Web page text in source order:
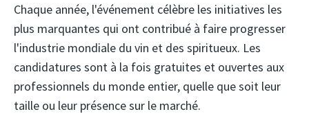
Chaque année, l'événement célèbre les initiatives les
plus marquantes qui ont contribué à faire progresser
l'industrie mondiale du vin et des spiritueux. Les
candidatures sont à la fois gratuites et ouvertes aux
professionnels du monde entier, quelle que soit leur
taille ou leur présence sur le marché.